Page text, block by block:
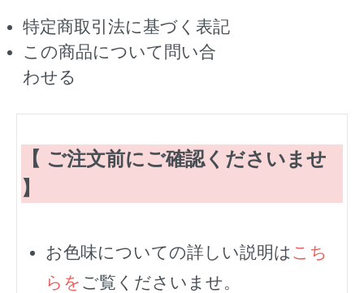
特定商取引法に基づく表記
この商品について問い合
わせる
【 ご注文前にご確認くださいませ
】
お色味についての詳しい説明は こち
らを ご覧くださいませ。